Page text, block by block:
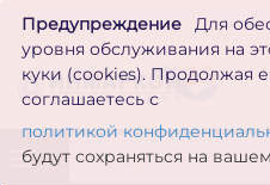
Предупреждение
Для
уровня обслуживания на
куки (cookies). Продолжая
соглашаетесь с
политикой
будут сохраняться на